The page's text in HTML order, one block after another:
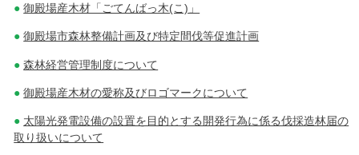
ョ 御殿場産木材「ごてんばっ木(こ)」
御殿場市森林整備計画及び特定間伐等促進計画
森林経営管理制度について
御殿場産木材の愛称及びロゴマークについて
太陽光発電設備の設置を目的とする開発行為に係る伐採造林届の
取り扱いについて